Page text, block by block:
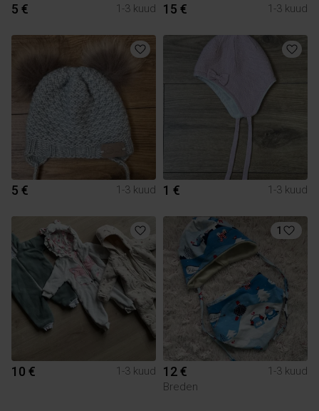
5 € 1-3 kuud 15 € 1-3 kuud
5 € 1-3 kuud 1 € 1-3 kuud
10 € 1-3 kuud
1
12 €
1-3 kuud
Breden